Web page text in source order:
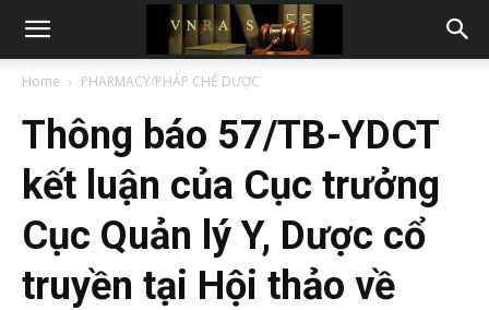
Home PHARMACY/PHÁP CHẾ DƯỢC
Thông báo 57/TB-YDCT
kết luận của Cục trưởng
Cục Quản lý Y, Dược cổ
truyền tại Hội thảo về